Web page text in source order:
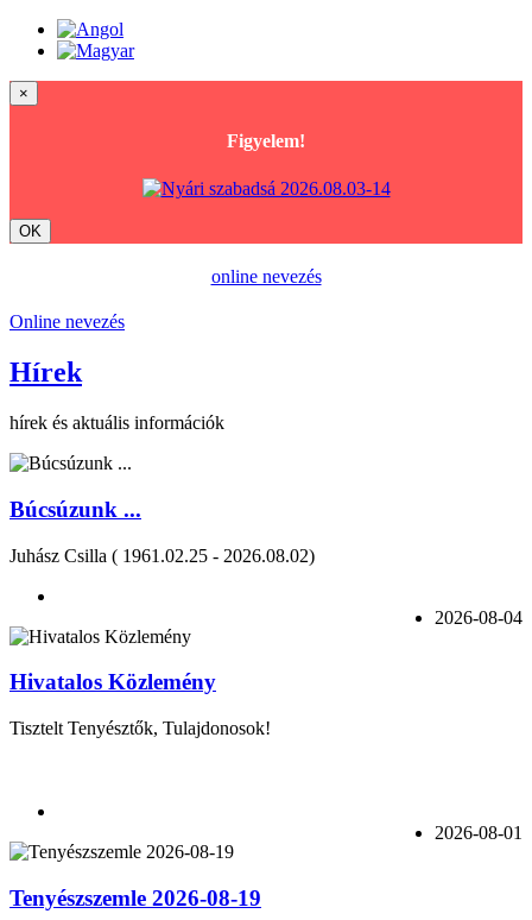
×
Figyelem!
OK
online nevezés
Online nevezés
Hírek
hírek és aktuális információk
Búcsúzunk ...
Juhász Csilla ( 1961.02.25 - 2026.08.02)
2026-08-04
Hivatalos Közlemény
Tisztelt Tenyésztők, Tulajdonosok!
2026-08-01
Tenyészszemle 2026-08-19